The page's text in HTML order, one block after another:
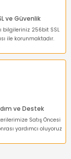
ve Güvenlik
bilgileriniz 256bit SSL
ile korunmaktadır.
ve Destek
Satış Öncesi
yardımcı oluyoruz